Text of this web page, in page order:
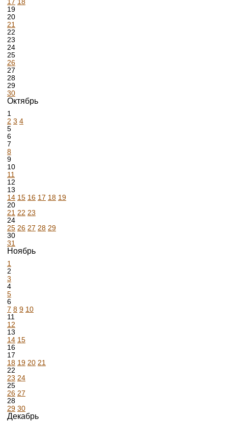
19
20
21
22
23
24
25
26
27
28
29
30
Октябрь
1
2 3 4
5
6
7
8
9
10
11
12
13
14 15 16 17 18 19
20
21 22 23
24
25 26 27 28 29
30
31
Ноябрь
1
2
3
4
5
6
7 8 9 10
11
12
13
14 15
16
17
18 19 20 21
22
23 24
25
26 27
28
29 30
Декабрь